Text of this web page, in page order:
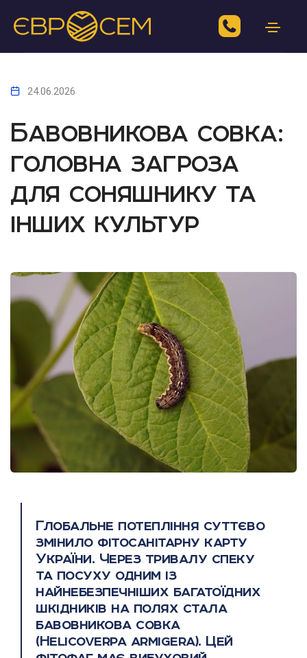
24.06.2026
Бавовникова совка:
головна загроза
для соняшнику та
інших культур
Глобальне потепління суттєво
змінило фітосанітарну карту
України. Через тривалу спеку
та посуху одним із
найнебезпечніших багатоїдних
шкідників на полях стала
бавовникова совка
(Helicoverpa armigera). Цей